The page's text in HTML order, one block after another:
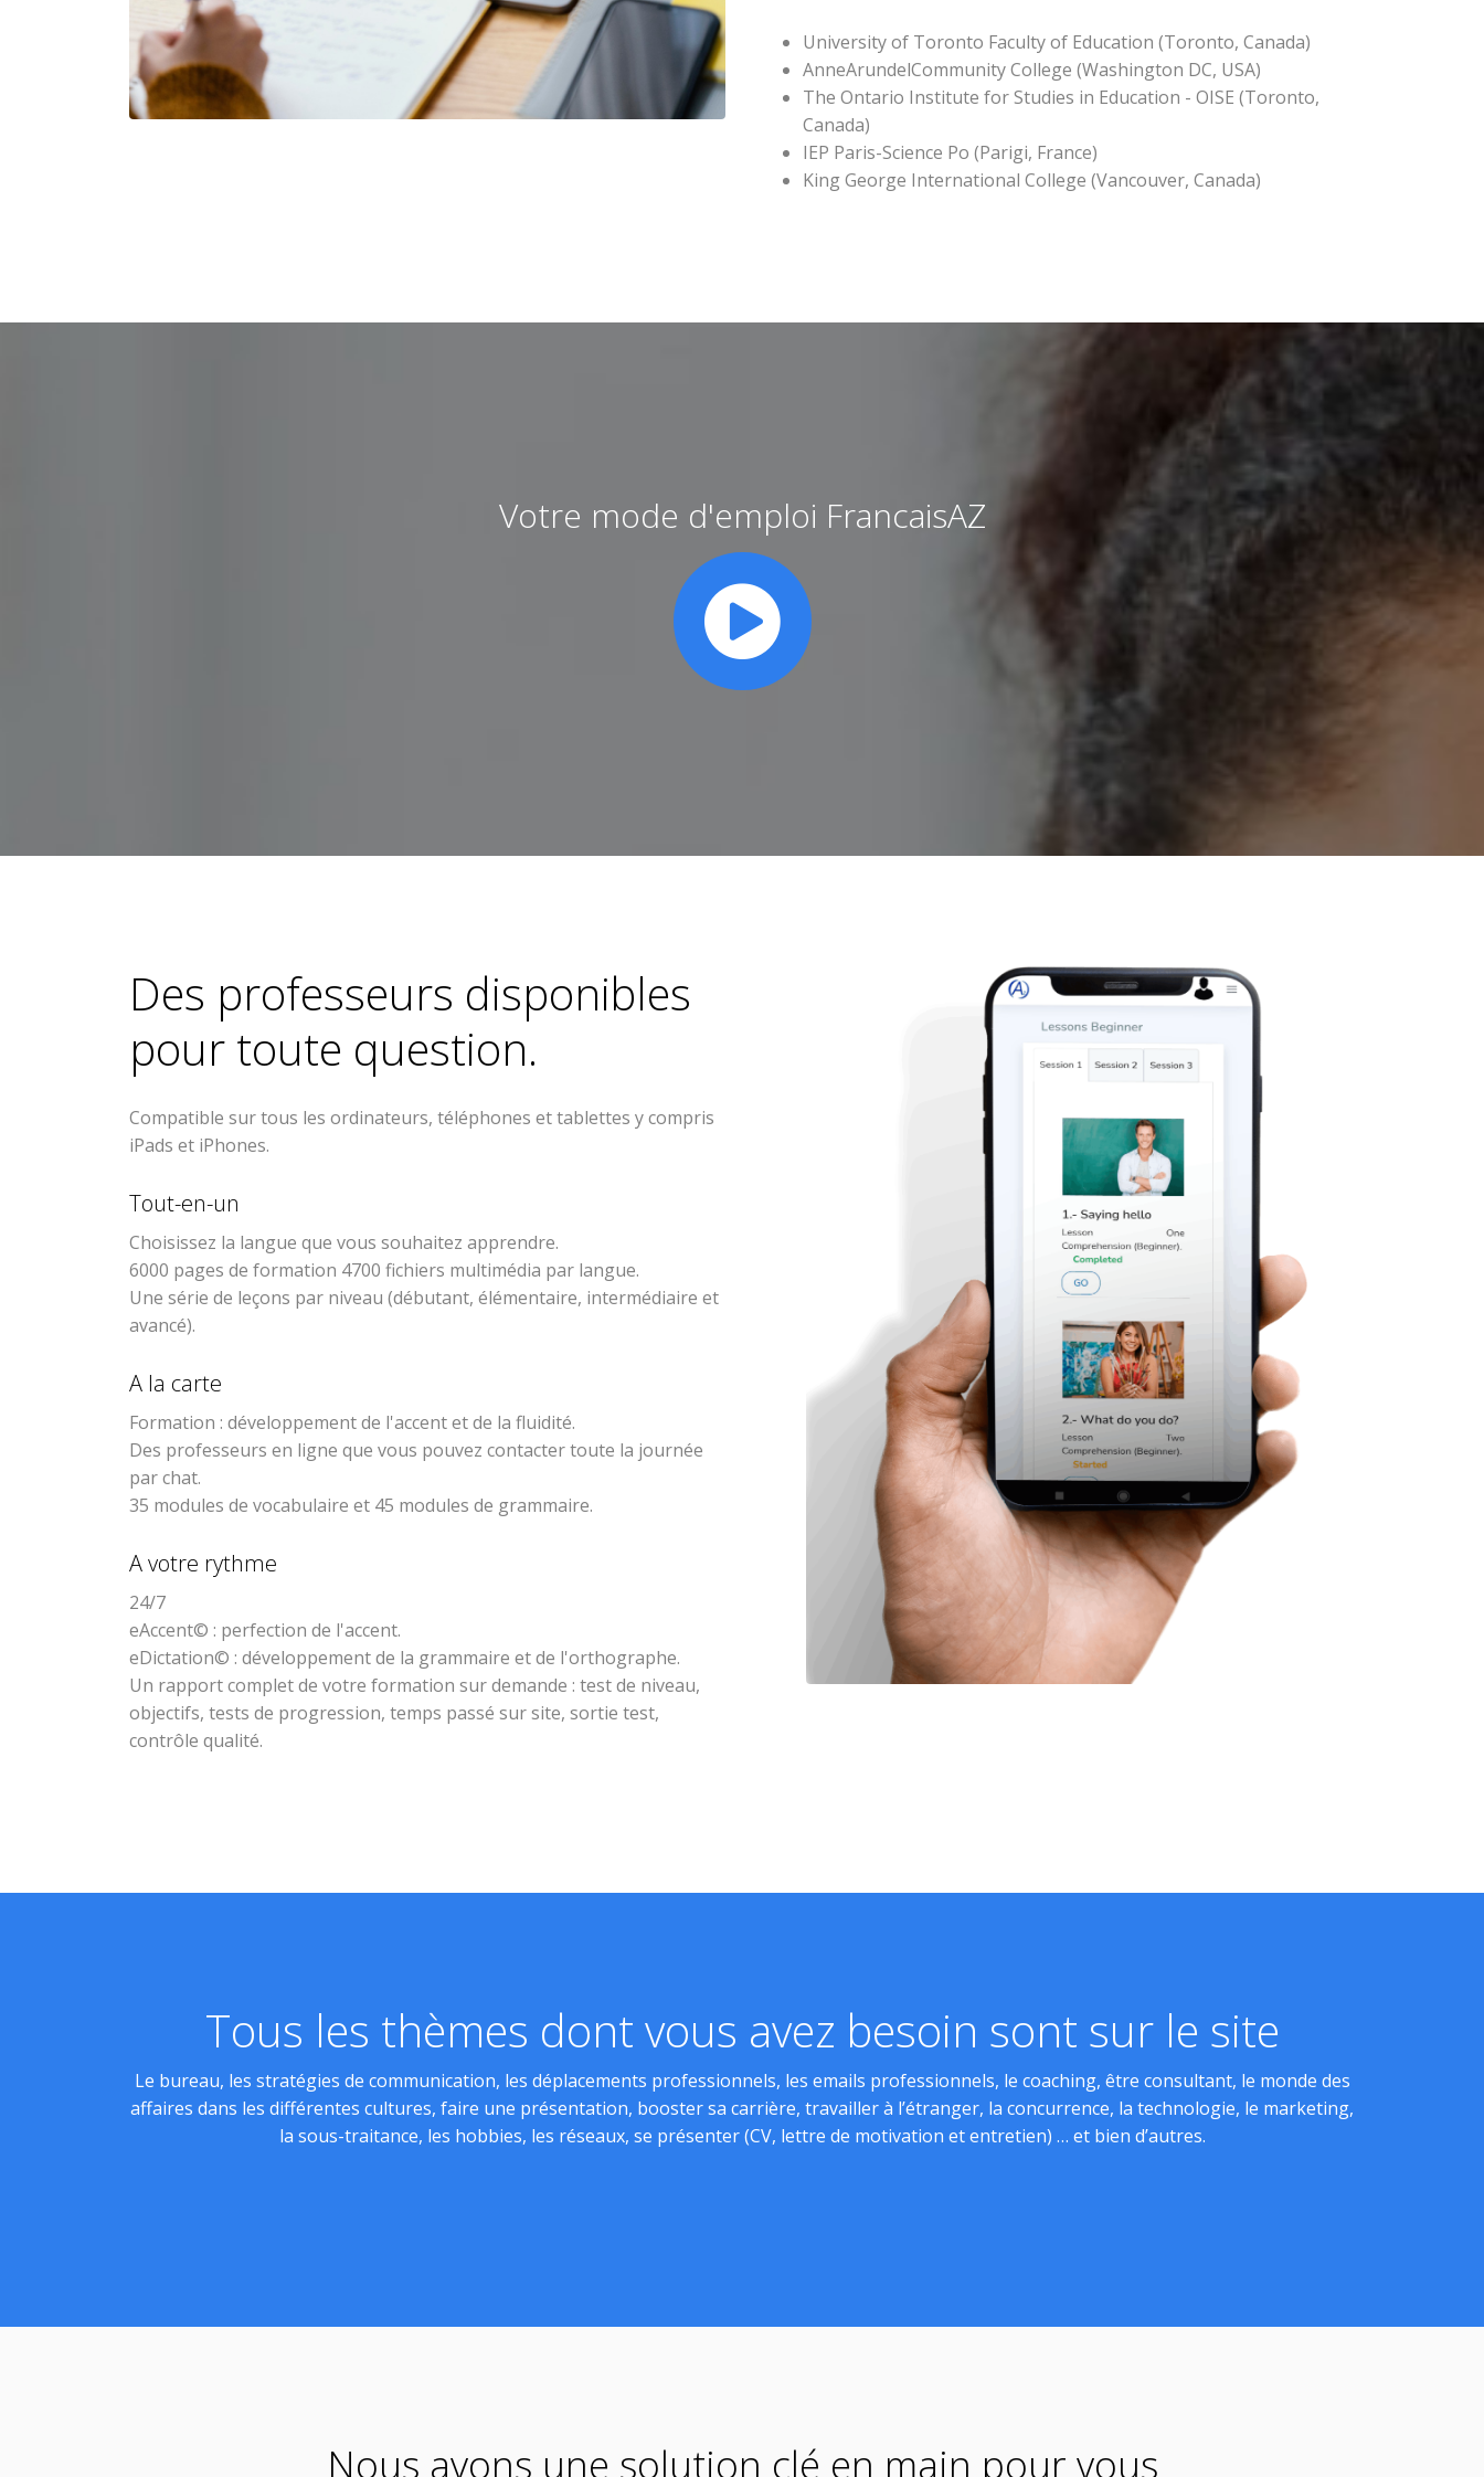
University of Toronto Faculty of Education (Toronto, Canada)
AnneArundelCommunity College (Washington DC, USA)
The Ontario Institute for Studies in Education - OISE (Toronto,
Canada)
IEP Paris-Science Po (Parigi, France)
King George International College (Vancouver, Canada)
Votre mode d'emploi FrancaisAZ
Des professeurs disponibles
pour toute question.
Compatible sur tous les ordinateurs, téléphones et tablettes y compris
iPads et iPhones.
Tout-en-un
Choisissez la langue que vous souhaitez apprendre.
6000 pages de formation 4700 fichiers multimédia par langue.
Une série de leçons par niveau (débutant, élémentaire, intermédiaire et
avancé).
A la carte
Formation : développement de l'accent et de la fluidité.
Des professeurs en ligne que vous pouvez contacter toute la journée
par chat.
35 modules de vocabulaire et 45 modules de grammaire.
A votre rythme
24/7
eAccent© : perfection de l'accent.
eDictation© : développement de la grammaire et de l'orthographe.
Un rapport complet de votre formation sur demande : test de niveau,
objectifs, tests de progression, temps passé sur site, sortie test,
contrôle qualité.
Tous les thèmes dont vous avez besoin sont sur le site
Le bureau, les stratégies de communication, les déplacements professionnels, les emails professionnels, le coaching, être consultant, le monde des
affaires dans les différentes cultures, faire une présentation, booster sa carrière, travailler à l’étranger, la concurrence, la technologie, le marketing,
la sous-traitance, les hobbies, les réseaux, se présenter (CV, lettre de motivation et entretien) … et bien d’autres.
Nous avons une solution clé en main pour vous